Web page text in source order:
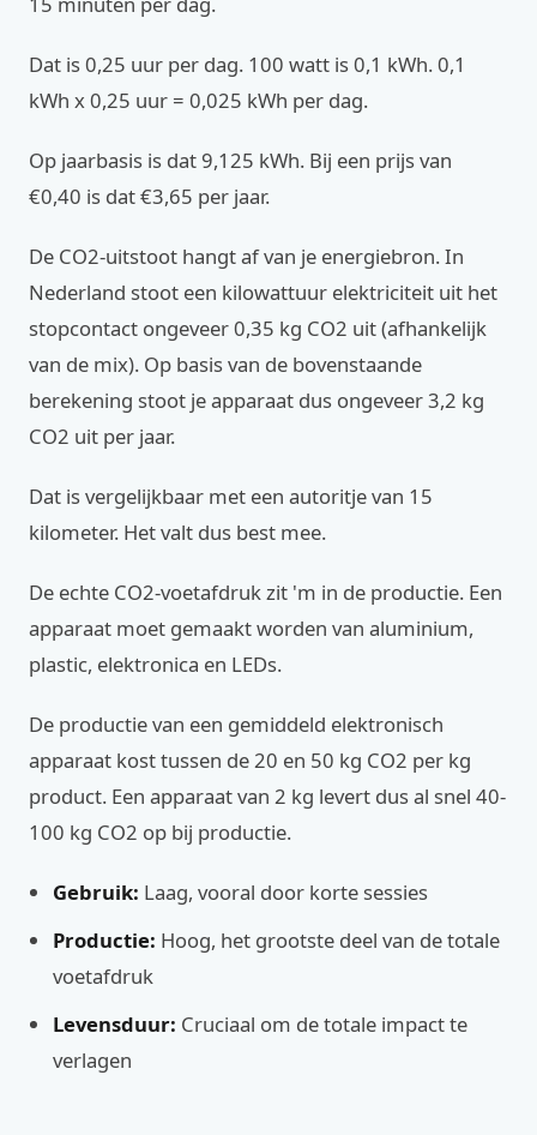
Dat is 0,25 uur per dag. 100 watt is 0,1 kWh. 0,1
kWh x 0,25 uur = 0,025 kWh per dag.
Op jaarbasis is dat 9,125 kWh. Bij een prijs van
€0,40 is dat €3,65 per jaar.
De CO2-uitstoot hangt af van je energiebron. In
Nederland stoot een kilowattuur elektriciteit uit het
stopcontact ongeveer 0,35 kg CO2 uit (afhankelijk
van de mix). Op basis van de bovenstaande
berekening stoot je apparaat dus ongeveer 3,2 kg
CO2 uit per jaar.
Dat is vergelijkbaar met een autoritje van 15
kilometer. Het valt dus best mee.
De echte CO2-voetafdruk zit 'm in de productie. Een
apparaat moet gemaakt worden van aluminium,
plastic, elektronica en LEDs.
De productie van een gemiddeld elektronisch
apparaat kost tussen de 20 en 50 kg CO2 per kg
product. Een apparaat van 2 kg levert dus al snel 40-
100 kg CO2 op bij productie.
Gebruik: Laag, vooral door korte sessies
Productie: Hoog, het grootste deel van de totale
voetafdruk
Levensduur: Cruciaal om de totale impact te
verlagen